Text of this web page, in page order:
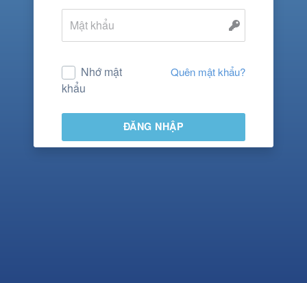
Mật khẩu
Nhớ mật
khẩu
Quên mật khẩu?
ĐĂNG NHẬP